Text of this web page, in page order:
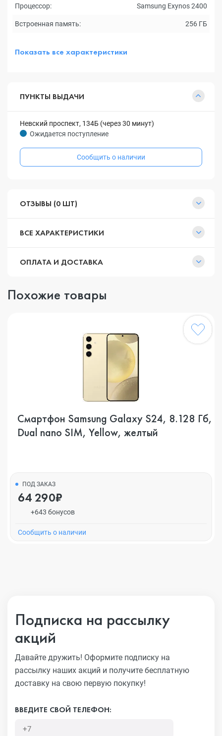
Процессор: Samsung Exynos 2400
Встроенная память: 256 ГБ
Показать все характеристики
ПУНКТЫ ВЫДАЧИ
Невский проспект, 134Б (через 30 минут)
Ожидается поступление
Сообщить о наличии
ОТЗЫВЫ (0 ШТ)
ВСЕ ХАРАКТЕРИСТИКИ
ОПЛАТА И ДОСТАВКА
Похожие товары
Смартфон Samsung Galaxy S24, 8.128 Гб,
Dual nano SIM, Yellow, желтый
ПОД ЗАКАЗ
64 290₽
+643 бонусов
Cообщить о наличии
Подписка на рассылку
акций
Давайте дружить! Оформите подписку на
рассылку наших акций и получите бесплатную
доставку на свою первую покупку!
ВВЕДИТЕ СВОЙ ТЕЛЕФОН: